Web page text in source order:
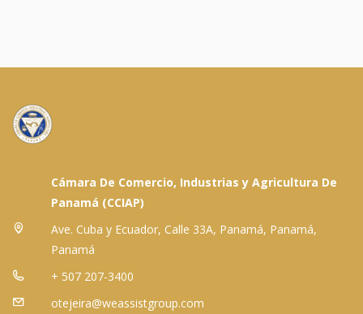
Cámara De Comercio, Industrias y Agricultura De
Panamá (CCIAP)
Ave. Cuba y Ecuador, Calle 33A, Panamá, Panamá,
Panamá
+ 507 207-3400
otejeira@weassistgroup.com